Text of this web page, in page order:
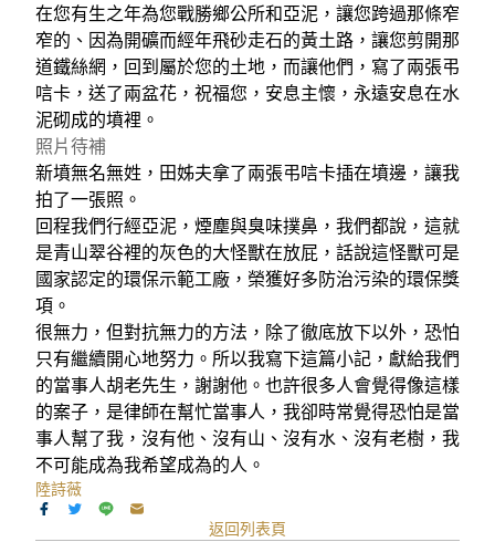
在您有生之年為您戰勝鄉公所和亞泥，讓您跨過那條窄
窄的、因為開礦而經年飛砂走石的黃土路，讓您剪開那
道鐵絲網，回到屬於您的土地，而讓他們，寫了兩張弔
唁卡，送了兩盆花，祝福您，安息主懷，永遠安息在水
泥砌成的墳裡。
照片待補
新墳無名無姓，田姊夫拿了兩張弔唁卡插在墳邊，讓我
拍了一張照。
回程我們行經亞泥，煙塵與臭味撲鼻，我們都說，這就
是青山翠谷裡的灰色的大怪獸在放屁，話說這怪獸可是
國家認定的環保示範工廠，榮獲好多防治污染的環保獎
項。
很無力，但對抗無力的方法，除了徹底放下以外，恐怕
只有繼續開心地努力。所以我寫下這篇小記，獻給我們
的當事人胡老先生，謝謝他。也許很多人會覺得像這樣
的案子，是律師在幫忙當事人，我卻時常覺得恐怕是當
事人幫了我，沒有他、沒有山、沒有水、沒有老樹，我
不可能成為我希望成為的人。
陸詩薇
返回列表頁